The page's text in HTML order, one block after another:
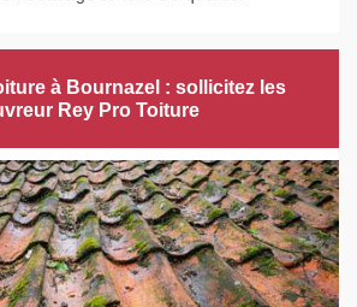
à Bournazel : sollicitez les
Rey Pro Toiture